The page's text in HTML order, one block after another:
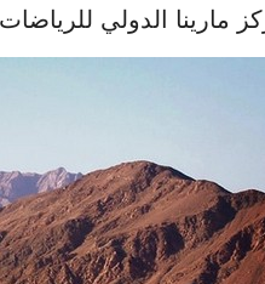
مارينا الدولي